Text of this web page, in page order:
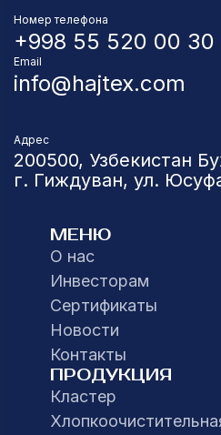
Номер телефона
+998 55 520 00 30
Email
info@hajtex.com
Адрес
200500, Узбекистан
г. Гиждуван, ул.
МЕНЮ
О нас
Инвесторам
Сертификаты
Новости
Контакты
ПРОДУКЦИЯ
Кластер